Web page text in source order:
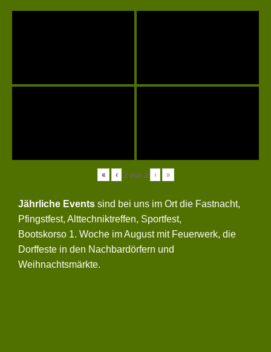
« ‹ 2von 2 › »
Jährliche Events sind bei uns im Ort die Fastnacht,
Pfingstfest, Alttechniktreffen, Sportfest,
Bootskorso 1. Woche im August mit Feuerwerk, die
Dorffeste in den Nachbardörfern und
Weihnachtsmärkte.